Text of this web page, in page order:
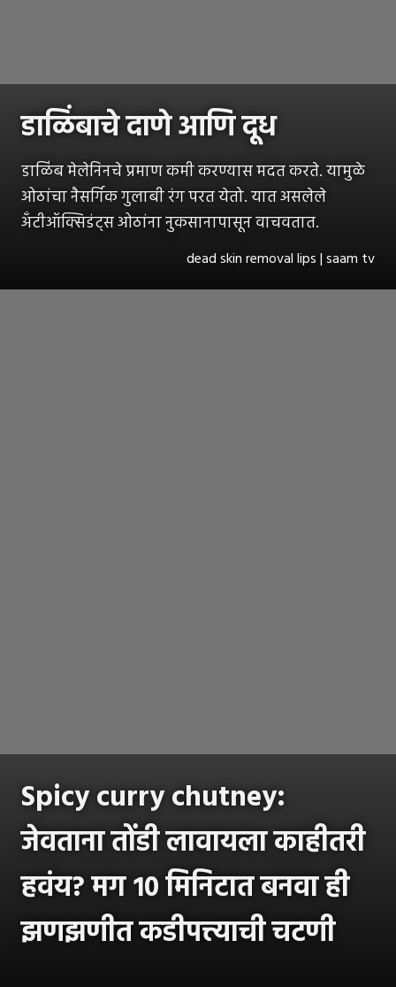
डाळिंबाचे दाणे आणि दूध
डाळिंब मेलेनिनचे प्रमाण कमी करण्यास मदत करते. यामुळे
ओठांचा नैसर्गिक गुलाबी रंग परत येतो. यात असलेले
अँटीऑक्सिडंट्स ओठांना नुकसानापासून वाचवतात.
dead skin removal lips | saam tv
Spicy curry chutney:
जेवताना तोंडी लावायला काहीतरी
हवंय? मग १० मिनिटात बनवा ही
झणझणीत कडीपत्त्याची चटणी